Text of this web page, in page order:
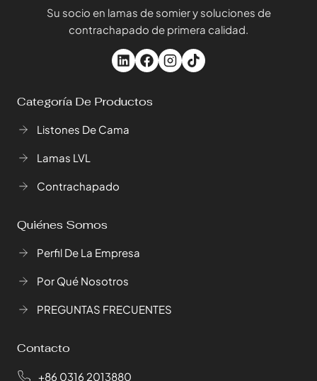
Su socio en lamas de somier y soluciones de
contrachapado de primera calidad.
Categoría De Productos
Listones De Cama
Lamas LVL
Contrachapado
Quiénes Somos
Perfil De La Empresa
Por Qué Nosotros
PREGUNTAS FRECUENTES
Contacto
+86 0316 2013880